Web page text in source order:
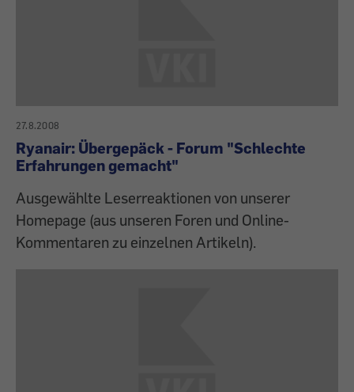
27.8.2008
Ryanair: Übergepäck - Forum "Schlechte
Erfahrungen gemacht"
Ausgewählte Leserreaktionen von unserer
Homepage (aus unseren Foren und Online-
Kommentaren zu einzelnen Artikeln).